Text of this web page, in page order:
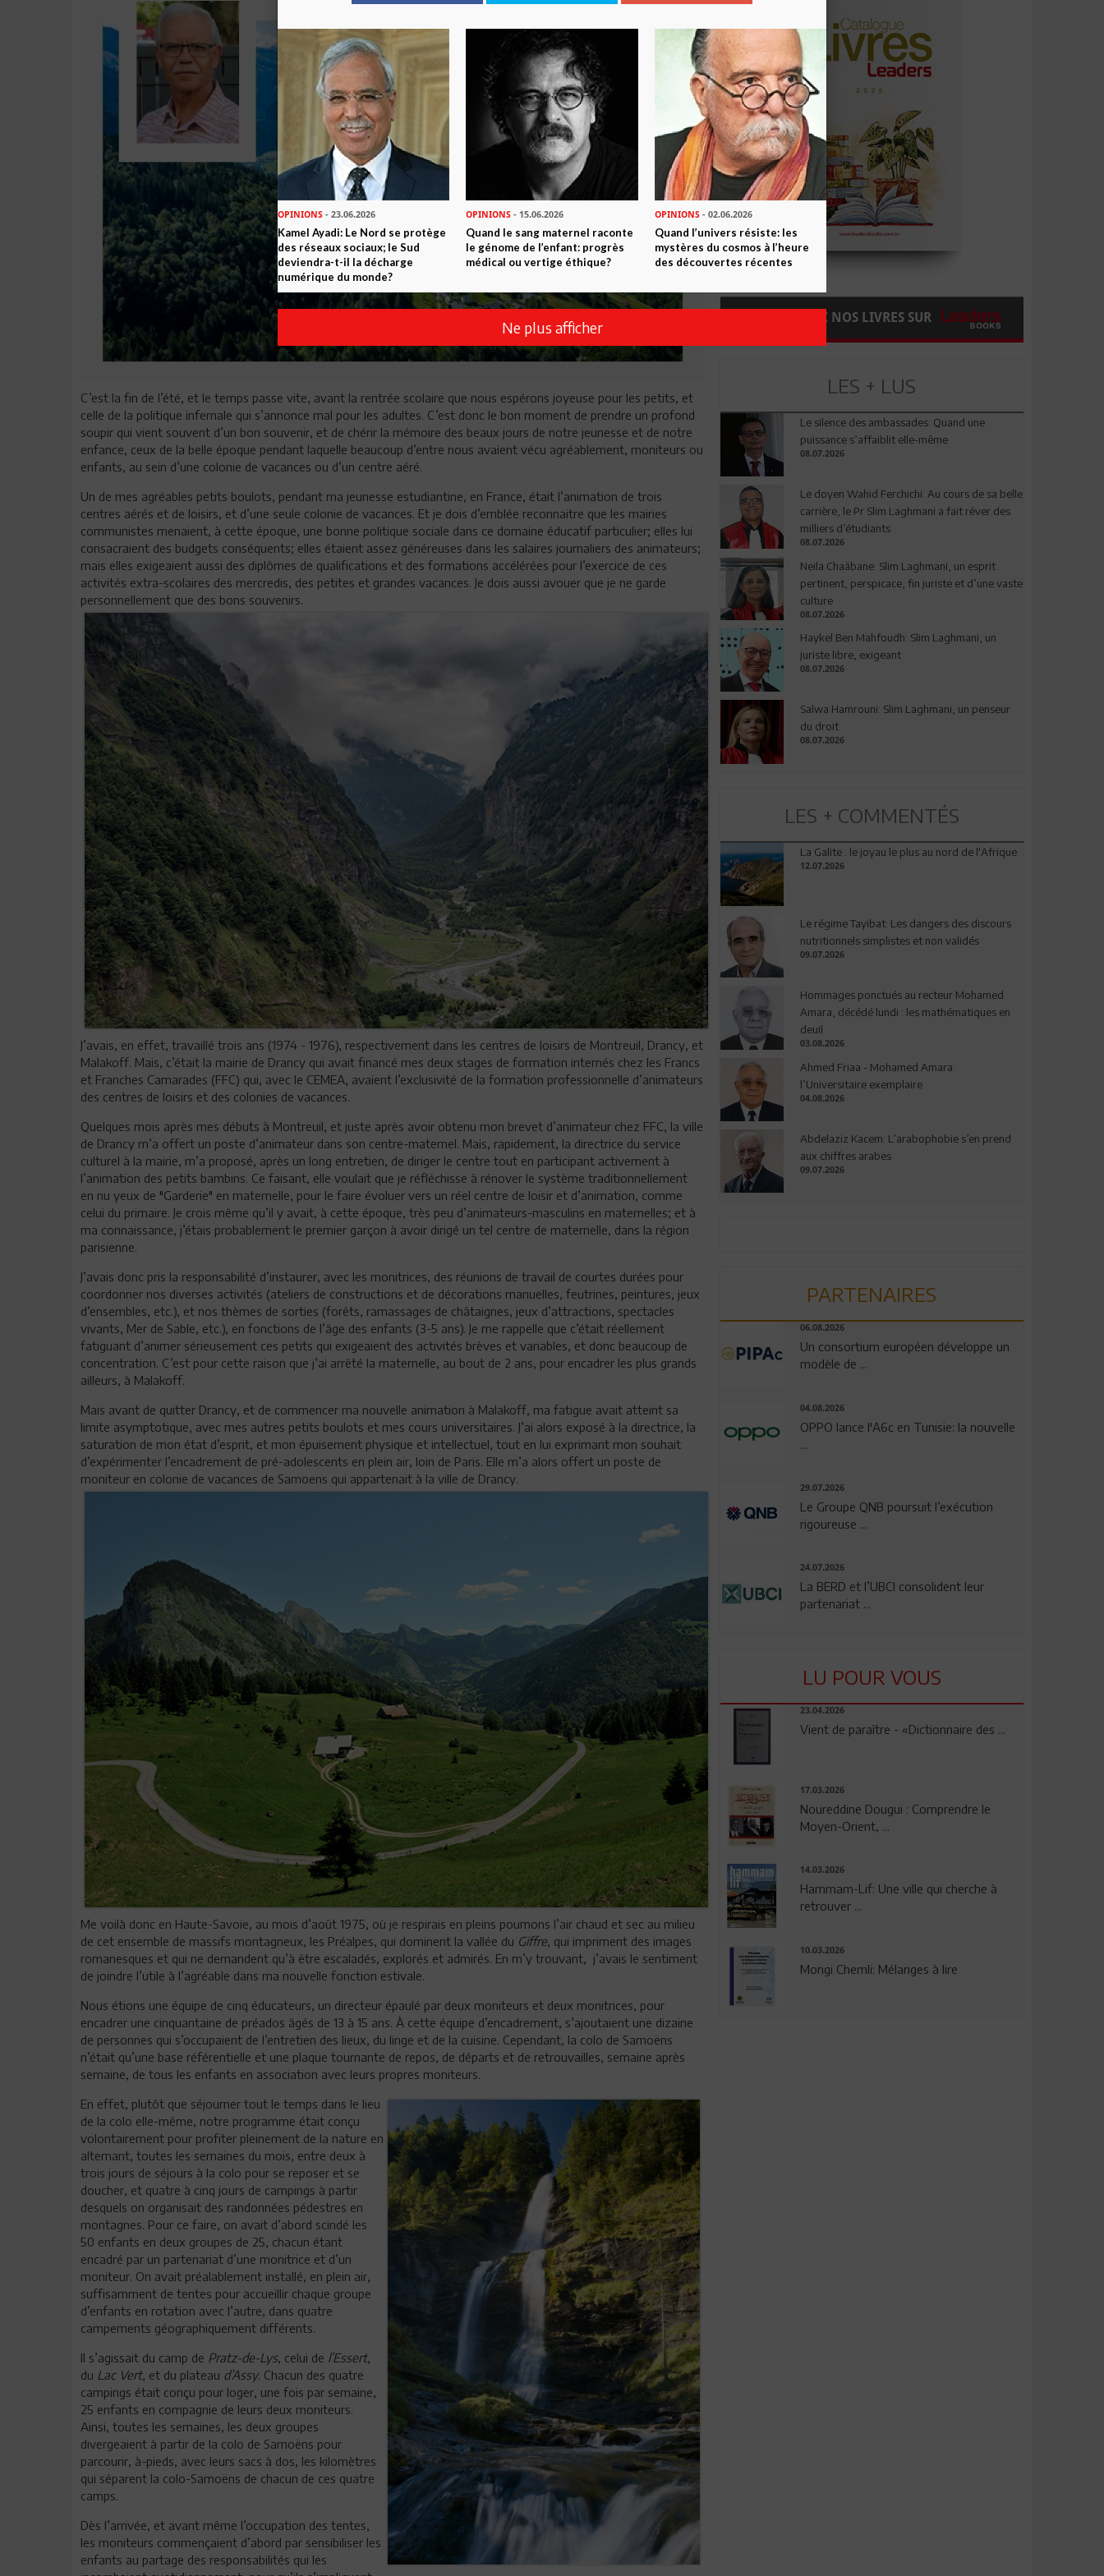
C’est la fin de l’été, et le temps passe vite, avant la rentrée scolaire que nous espérons joyeuse pour les petits, et
celle de la politique infernale qui s’annonce mal pour les adultes. C’est donc le bon moment de prendre un profond
soupir qui vient souvent d’un bon souvenir, et de chérir la mémoire des beaux jours de notre jeunesse et de notre
enfance, ceux de la belle époque pendant laquelle beaucoup d’entre nous avaient vécu agréablement, moniteurs ou
enfants, au sein d’une colonie de vacances ou d’un centre aéré.
Un de mes agréables petits boulots, pendant ma jeunesse estudiantine, en France, était l’animation de trois
centres aérés et de loisirs, et d’une seule colonie de vacances. Et je dois d’emblée reconnaitre que les mairies
communistes menaient, à cette époque, une bonne politique sociale dans ce domaine éducatif particulier; elles lui
consacraient des budgets conséquents; elles étaient assez généreuses dans les salaires journaliers des animateurs;
mais elles exigeaient aussi des diplômes de qualifications et des formations accélérées pour l’exercice de ces
activités extra-scolaires des mercredis, des petites et grandes vacances. Je dois aussi avouer que je ne garde
personnellement que des bons souvenirs.
J’avais, en effet, travaillé trois ans (1974 - 1976), respectivement dans les centres de loisirs de Montreuil, Drancy, et
Malakoff. Mais, c’était la mairie de Drancy qui avait financé mes deux stages de formation internés chez les Francs
et Franches Camarades (FFC) qui, avec le CEMEA, avaient l’exclusivité de la formation professionnelle d’animateurs
des centres de loisirs et des colonies de vacances.
Quelques mois après mes débuts à Montreuil, et juste après avoir obtenu mon brevet d’animateur chez FFC, la ville
de Drancy m’a offert un poste d’animateur dans son centre-maternel. Mais, rapidement, la directrice du service
culturel à la mairie, m’a proposé, après un long entretien, de diriger le centre tout en participant activement à
l’animation des petits bambins. Ce faisant, elle voulait que je réfléchisse à rénover le système traditionnellement
en nu yeux de "Garderie" en maternelle, pour le faire évoluer vers un réel centre de loisir et d’animation, comme
celui du primaire. Je crois même qu’il y avait, à cette époque, très peu d’animateurs-masculins en maternelles; et à
ma connaissance, j’étais probablement le premier garçon à avoir dirigé un tel centre de maternelle, dans la région
parisienne.
J’avais donc pris la responsabilité d’instaurer, avec les monitrices, des réunions de travail de courtes durées pour
coordonner nos diverses activités (ateliers de constructions et de décorations manuelles, feutrines, peintures, jeux
d’ensembles, etc.), et nos thèmes de sorties (forêts, ramassages de châtaignes, jeux d’attractions, spectacles
vivants, Mer de Sable, etc.), en fonctions de l’âge des enfants (3-5 ans). Je me rappelle que c’était réellement
fatiguant d’animer sérieusement ces petits qui exigeaient des activités brèves et variables, et donc beaucoup de
concentration. C’est pour cette raison que j’ai arrêté la maternelle, au bout de 2 ans, pour encadrer les plus grands
ailleurs, à Malakoff.
Mais avant de quitter Drancy, et de commencer ma nouvelle animation à Malakoff, ma fatigue avait atteint sa
limite asymptotique, avec mes autres petits boulots et mes cours universitaires. J’ai alors exposé à la directrice, la
saturation de mon état d’esprit, et mon épuisement physique et intellectuel, tout en lui exprimant mon souhait
d’expérimenter l’encadrement de pré-adolescents en plein air, loin de Paris. Elle m’a alors offert un poste de
moniteur en colonie de vacances de Samoens qui appartenait à la ville de Drancy.
Me voilà donc en Haute-Savoie, au mois d’août 1975, où je respirais en pleins poumons l’air chaud et sec au milieu
de cet ensemble de massifs montagneux, les Préalpes, qui dominent la vallée du Giffre, qui impriment des images
romanesques et qui ne demandent qu’à être escaladés, explorés et admirés. En m’y trouvant, j’avais le sentiment
de joindre l’utile à l’agréable dans ma nouvelle fonction estivale.
Nous étions une équipe de cinq éducateurs, un directeur épaulé par deux moniteurs et deux monitrices, pour
encadrer une cinquantaine de préados âgés de 13 à 15 ans. À cette équipe d’encadrement, s’ajoutaient une dizaine
de personnes qui s’occupaient de l’entretien des lieux, du linge et de la cuisine. Cependant, la colo de Samoëns
n’était qu’une base référentielle et une plaque tournante de repos, de départs et de retrouvailles, semaine après
semaine, de tous les enfants en association avec leurs propres moniteurs.
En effet, plutôt que séjourner tout le temps dans le lieu
de la colo elle-même, notre programme était conçu
volontairement pour profiter pleinement de la nature en
alternant, toutes les semaines du mois, entre deux à
trois jours de séjours à la colo pour se reposer et se
doucher, et quatre à cinq jours de campings à partir
desquels on organisait des randonnées pédestres en
montagnes. Pour ce faire, on avait d’abord scindé les
50 enfants en deux groupes de 25, chacun étant
encadré par un partenariat d’une monitrice et d’un
moniteur. On avait préalablement installé, en plein air,
suffisamment de tentes pour accueillir chaque groupe
d’enfants en rotation avec l’autre, dans quatre
campements géographiquement différents.
Il s’agissait du camp de Pratz-de-Lys, celui de l’Essert,
du Lac Vert, et du plateau d’Assy. Chacun des quatre
campings était conçu pour loger, une fois par semaine,
25 enfants en compagnie de leurs deux moniteurs.
Ainsi, toutes les semaines, les deux groupes
divergeaient à partir de la colo de Samoëns pour
parcourir, à-pieds, avec leurs sacs à dos, les kilomètres
qui séparent la colo-Samoëns de chacun de ces quatre
camps.
Dès l’arrivée, et avant même l’occupation des tentes,
les moniteurs commençaient d’abord par sensibiliser les
enfants au partage des responsabilités qui les
COMMANDEZ NOS LIVRES SUR
LES + LUS
Le silence des ambassades: Quand une
puissance s’affaiblit elle-même
08.07.2026
Le doyen Wahid Ferchichi: Au cours de sa belle
carrière, le Pr Slim Laghmani a fait rêver des
milliers d’étudiants
08.07.2026
Neila Chaâbane: Slim Laghmani, un esprit
pertinent, perspicace, fin juriste et d’une vaste
culture
08.07.2026
Haykel Ben Mahfoudh: Slim Laghmani, un
juriste libre, exigeant
08.07.2026
Salwa Hamrouni: Slim Laghmani, un penseur
du droit
08.07.2026
LES + COMMENTÉS
La Galite : le joyau le plus au nord de l'Afrique
12.07.2026
Le régime Tayibat: Les dangers des discours
nutritionnels simplistes et non validés
09.07.2026
Hommages ponctués au recteur Mohamed
Amara, décédé lundi : les mathématiques en
deuil
03.08.2026
Ahmed Friaa - Mohamed Amara:
l’Universitaire exemplaire
04.08.2026
Abdelaziz Kacem: L’arabophobie s’en prend
aux chiffres arabes
09.07.2026
PARTENAIRES
06.08.2026
Un consortium européen développe un
modèle de ...
04.08.2026
OPPO lance l'A6c en Tunisie: la nouvelle
...
29.07.2026
Le Groupe QNB poursuit l’exécution
rigoureuse ...
24.07.2026
La BERD et l’UBCI consolident leur
partenariat ...
LU POUR VOUS
23.04.2026
Vient de paraître - «Dictionnaire des ...
17.03.2026
Noureddine Dougui : Comprendre le
Moyen-Orient, ...
14.03.2026
Hammam-Lif: Une ville qui cherche à
retrouver ...
10.03.2026
Mongi Chemli: Mélanges à lire
OPINIONS - 23.06.2026
Kamel Ayadi: Le Nord se protège
des réseaux sociaux; le Sud
deviendra-t-il la décharge
numérique du monde?
OPINIONS - 15.06.2026
Quand le sang maternel raconte
le génome de l’enfant: progrès
médical ou vertige éthique?
OPINIONS- 02.06.2026
Quand l’univers résiste: les
mystères du cosmos à l’heure
des découvertes récentes
Ne plus afficher